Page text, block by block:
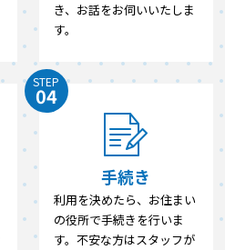
き、お話をお伺いいたしま
す。
STEP
04
手続き
利用を決めたら、お住まい
の役所で手続きを行いま
す。不安な方はスタッフが